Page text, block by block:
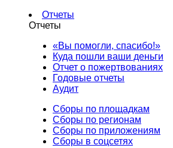
Отчеты
Отчеты
«Вы помогли, спасибо!»
Куда пошли ваши деньги
Отчет о пожертвованиях
Годовые отчеты
Аудит
Сборы по площадкам
Сборы по регионам
Сборы по приложениям
Сборы в соцсетях